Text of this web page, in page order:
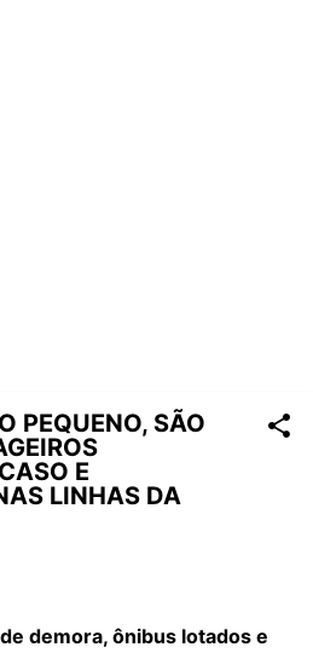
PEQUENO, SÃO
E
LINHAS DA
demora, ônibus lotados e